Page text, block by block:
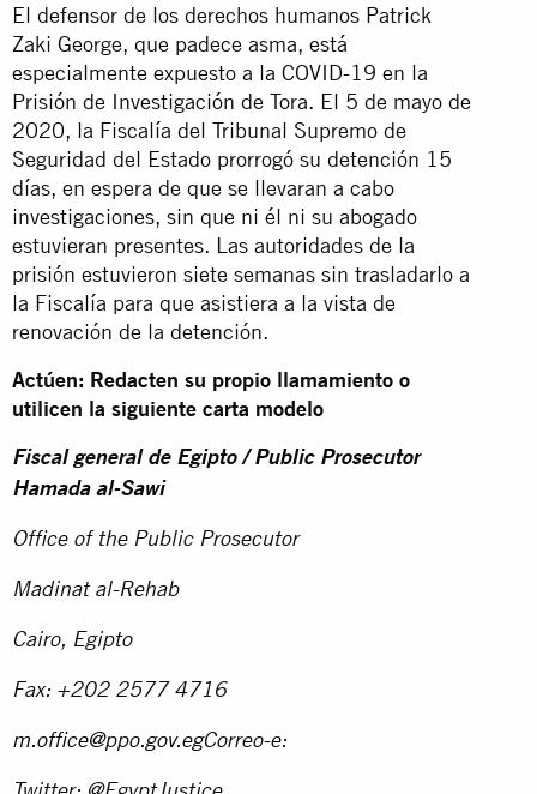
El defensor de los derechos humanos Patrick
Zaki George, que padece asma, está
especialmente expuesto a la COVID-19 en la
Prisión de Investigación de Tora. El 5 de mayo de
2020, la Fiscalía del Tribunal Supremo de
Seguridad del Estado prorrogó su detención 15
días, en espera de que se llevaran a cabo
investigaciones, sin que ni él ni su abogado
estuvieran presentes. Las autoridades de la
prisión estuvieron siete semanas sin trasladarlo a
la Fiscalía para que asistiera a la vista de
renovación de la detención.
Actúen: Redacten su propio llamamiento o
utilicen la siguiente carta modelo
Fiscal general de Egipto / Public Prosecutor
Hamada al-Sawi
Office of the Public Prosecutor
Madinat al-Rehab
Cairo, Egipto
Fax: +202 2577 4716
Correo-e:
m.office@ppo.gov.eg